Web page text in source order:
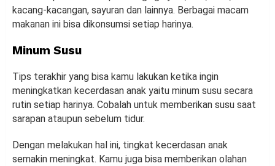
kacang-kacangan, sayuran dan lainnya. Berbagai macam
makanan ini bisa dikonsumsi setiap harinya.
Minum Susu
Tips terakhir yang bisa kamu lakukan ketika ingin
meningkatkan kecerdasan anak yaitu minum susu secara
rutin setiap harinya. Cobalah untuk memberikan susu saat
sarapan ataupun sebelum tidur.
Dengan melakukan hal ini, tingkat kecerdasan anak
semakin meningkat. Kamu juga bisa memberikan olahan